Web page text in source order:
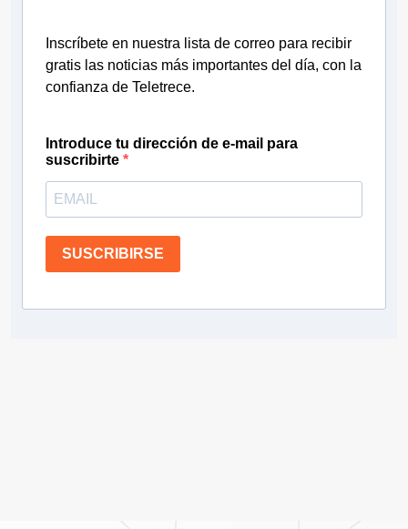
Inscríbete en nuestra lista de correo para recibir
gratis las noticias más importantes del día, con la
confianza de Teletrece.
Introduce tu dirección de e-mail para
suscribirte
SUSCRIBIRSE